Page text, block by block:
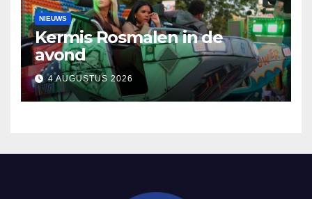
NIEUWS
Kermis Rosmalen in de
avond
4 AUGUSTUS 2026